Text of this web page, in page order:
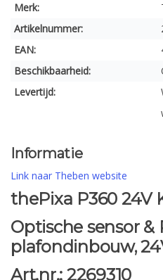
Merk:
Artikelnummer:
EAN:
Beschikbaarheid:
Levertijd:
Informatie
Link naar Theben website
thePixa P360 24V
Optische sensor &
plafondinbouw,
Art.nr.: 2269310